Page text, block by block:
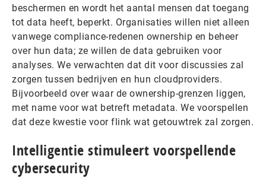
beschermen en wordt het aantal mensen dat toegang
tot data heeft, beperkt. Organisaties willen niet alleen
vanwege compliance-redenen ownership en beheer
over hun data; ze willen de data gebruiken voor
analyses. We verwachten dat dit voor discussies zal
zorgen tussen bedrijven en hun cloudproviders.
Bijvoorbeeld over waar de ownership-grenzen liggen,
met name voor wat betreft metadata. We voorspellen
dat deze kwestie voor flink wat getouwtrek zal zorgen.
Intelligentie stimuleert voorspellende
cybersecurity